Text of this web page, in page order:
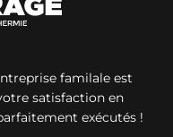
familale est
satisfaction en
exécutés !